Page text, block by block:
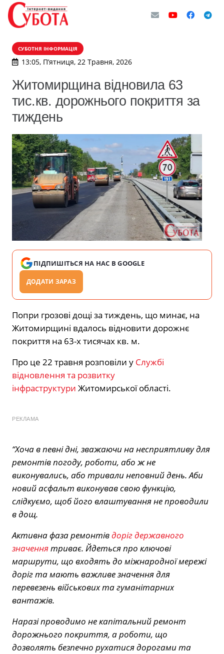
СУБОТНЯ ІНФОРМАЦІЯ
13:05, П’ятниця, 22 Травня, 2026
Житомирщина відновила 63
тис.кв. дорожнього покриття за
тиждень
ПІДПИШІТЬСЯ НА НАС В GOOGLE
ДОДАТИ ЗАРАЗ
Попри грозові дощі за тиждень, що минає, на
Житомирщині вдалось відновити дорожнє
покриття на 63-х тисячах кв. м.
Про це 22 травня розповіли у Службі
відновлення та розвитку
інфраструктури Житомирської області.
РЕКЛАМА
“Хоча в певні дні, зважаючи на несприятливу для
ремонтів погоду, роботи, або ж не
виконувались, або тривали неповний день. Аби
новий асфальт виконував свою функцію,
слідкуємо, щоб його влаштування не проводили
в дощ.
Активна фазаремонтівдорігдержавного
значеннятриває. Йдеться про ключові
маршрути, що входять до міжнародної мережі
доріг та мають важливе значення для
перевезень військових та гуманітарних
вантажів.
Наразі проводимо не капітальний ремонт
дорожнього покриття, а роботи, що
дозволять безпечно рухатися дорогами та